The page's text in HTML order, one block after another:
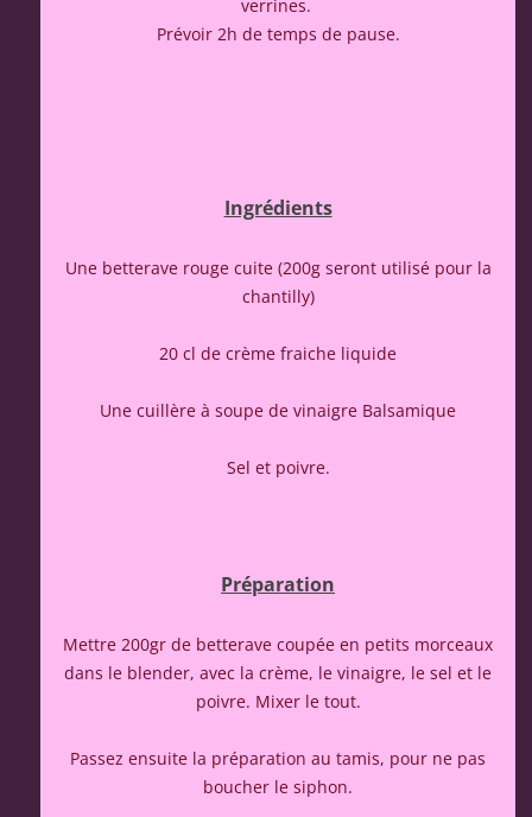
verrines.
Prévoir 2h de temps de pause.
Ingrédients
Une betterave rouge cuite (200g seront utilisé pour la
chantilly)
20 cl de crème fraiche liquide
Une cuillère à soupe de vinaigre Balsamique
Sel et poivre.
Préparation
Mettre 200gr de betterave coupée en petits morceaux
dans le blender, avec la crème, le vinaigre, le sel et le
poivre. Mixer le tout.
Passez ensuite la préparation au tamis, pour ne pas
boucher le siphon.